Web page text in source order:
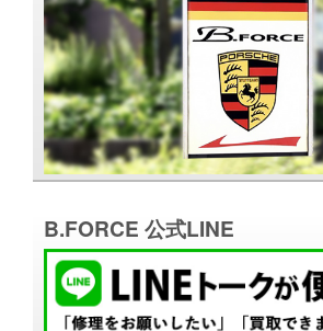
B.FORCE 公式LINE